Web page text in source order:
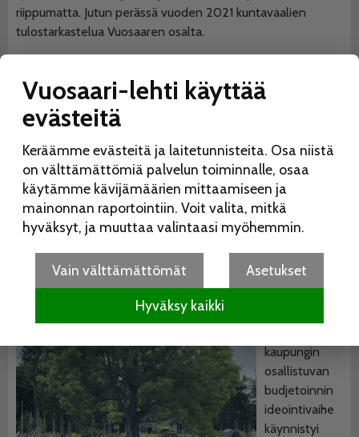
riippumatta. Jutun perässä vuoden 2021 kuntavaalien
tulostarkastelua Vuosaaren osalta.
Vuosaarelaisvaltuutettujen määrä kasvoi
kahdesta viiteen
Kuntavaalien tulos oli Vuosaaren osalta hyvä, sillä
vuosaarelaiset saivat uuteen valtuustoon viisi valtuutettua
aiemman kahden valtuutetun sijaan. Varasijoillekin ylsi neljä
ehdokasta.
OmaStadissa jaossa 8,8 miljoonaa euroa
kaupungin
osallistuvan
budjetoinnin
ideointivaihe
käynnistyi
Vuosaari-lehti käyttää
evästeitä
Keräämme evästeitä ja laitetunnisteita. Osa niistä
on välttämättömiä palvelun toiminnalle, osaa
käytämme kävijämäärien mittaamiseen ja
mainonnan raportointiin. Voit valita, mitkä
hyväksyt, ja muuttaa valintaasi myöhemmin.
Vain välttämättömät Asetukset
Hyväksy kaikki